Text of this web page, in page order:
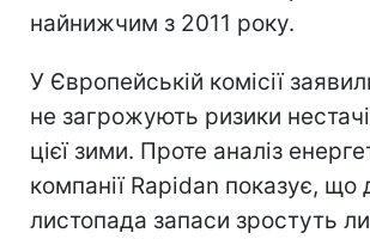
найнижчим з 2011 року.
У Європейській комісії
не загрожують ризики
цієї зими. Проте аналіз
компанії Rapidan показує, що
листопада запаси зростуть